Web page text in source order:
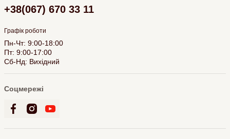
+38(067) 670 33 11
Графік роботи
Пн-Чт: 9:00-18:00
Пт: 9:00-17:00
Сб-Нд: Вихідний
Соцмережі